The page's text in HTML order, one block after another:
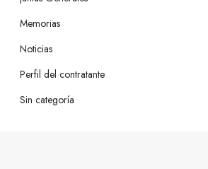
Memorias
Noticias
Perfil del contratante
Sin categoría